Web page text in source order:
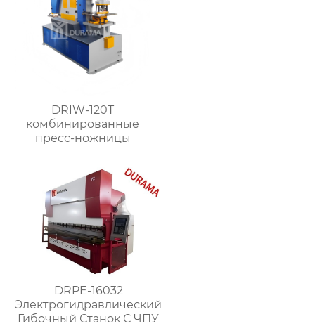
DRIW-120T
комбинированные
пресс-ножницы
DRPE-16032
Электрогидравлический
Гибочный Станок С ЧПУ